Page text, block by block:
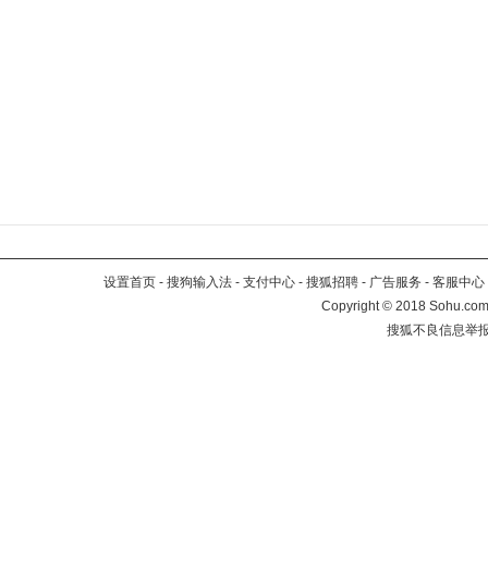
设置首页 - 搜狗输入法 - 支付中心 - 搜狐招聘 - 广告服务 - 客服中心
Copyright©2018
搜狐不良信息举